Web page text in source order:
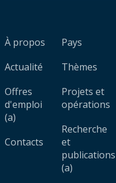
À propos
Actualité
Offres
d'emploi
(a)
Contacts
Pays
Thèmes
Projets et
opérations
Recherche
et
publications
(a)